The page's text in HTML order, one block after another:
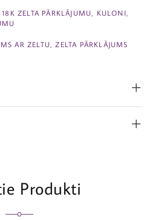
ZELTA PĀRKLĀJUMU KULONI
AR ZELTU ZELTA PĀRKLĀJUMS
Produkti